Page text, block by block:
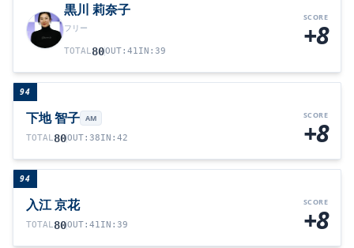
黒川 莉奈子
フリー
TOTAL80OUT: 41IN : 39
SCORE
+8
94
下地 智子 AM
TOTAL80OUT: 38IN : 42
SCORE
+8
94
入江 京花
TOTAL80OUT: 41IN : 39
SCORE
+8